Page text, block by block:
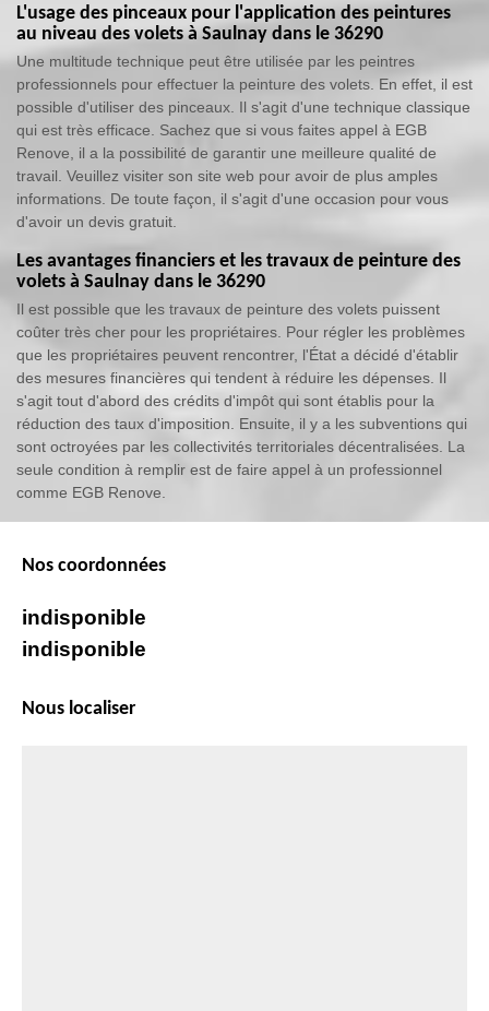
L'usage des pinceaux pour l'application des peintures
au niveau des volets à Saulnay dans le 36290
Une multitude technique peut être utilisée par les peintres
professionnels pour effectuer la peinture des volets. En effet, il est
possible d'utiliser des pinceaux. Il s'agit d'une technique classique
qui est très efficace. Sachez que si vous faites appel à EGB
Renove, il a la possibilité de garantir une meilleure qualité de
travail. Veuillez visiter son site web pour avoir de plus amples
informations. De toute façon, il s'agit d'une occasion pour vous
d'avoir un devis gratuit.
Les avantages financiers et les travaux de peinture des
volets à Saulnay dans le 36290
Il est possible que les travaux de peinture des volets puissent
coûter très cher pour les propriétaires. Pour régler les problèmes
que les propriétaires peuvent rencontrer, l'État a décidé d'établir
des mesures financières qui tendent à réduire les dépenses. Il
s'agit tout d'abord des crédits d'impôt qui sont établis pour la
réduction des taux d'imposition. Ensuite, il y a les subventions qui
sont octroyées par les collectivités territoriales décentralisées. La
seule condition à remplir est de faire appel à un professionnel
comme EGB Renove.
Nos coordonnées
indisponible
indisponible
Nous localiser